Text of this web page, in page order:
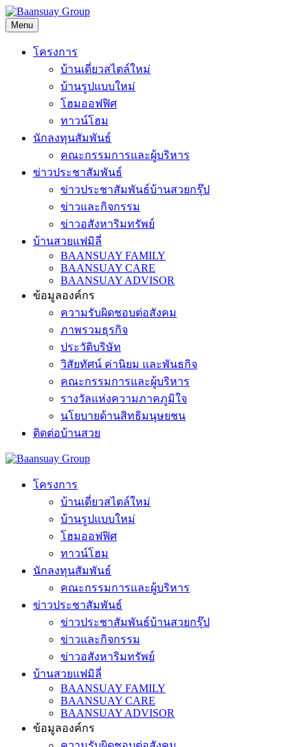
Skip
to
content
Menu
โครงการ
บ้านเดี่ยวสไตล์ใหม่
บ้านรูปแบบใหม่
โฮมออฟฟิศ
ทาวน์โฮม
นักลงทุนสัมพันธ์
คณะกรรมการและผู้บริหาร
ข่าวประชาสัมพันธ์
ข่าวประชาสัมพันธ์บ้านสวยกรุ๊ป
ข่าวและกิจกรรม
ข่าวอสังหาริมทรัพย์
บ้านสวยแฟมิลี่
BAANSUAY FAMILY
BAANSUAY CARE
BAANSUAY ADVISOR
ข้อมูลองค์กร
ความรับผิดชอบต่อสังคม
ภาพรวมธุรกิจ
ประวัติบริษัท
วิสัยทัศน์ ค่านิยม และพันธกิจ
คณะกรรมการและผู้บริหาร
รางวัลแห่งความภาคภูมิใจ
นโยบายด้านสิทธิมนุษยชน
ติดต่อบ้านสวย
โครงการ
บ้านเดี่ยวสไตล์ใหม่
บ้านรูปแบบใหม่
โฮมออฟฟิศ
ทาวน์โฮม
นักลงทุนสัมพันธ์
คณะกรรมการและผู้บริหาร
ข่าวประชาสัมพันธ์
ข่าวประชาสัมพันธ์บ้านสวยกรุ๊ป
ข่าวและกิจกรรม
ข่าวอสังหาริมทรัพย์
บ้านสวยแฟมิลี่
BAANSUAY FAMILY
BAANSUAY CARE
BAANSUAY ADVISOR
ข้อมูลองค์กร